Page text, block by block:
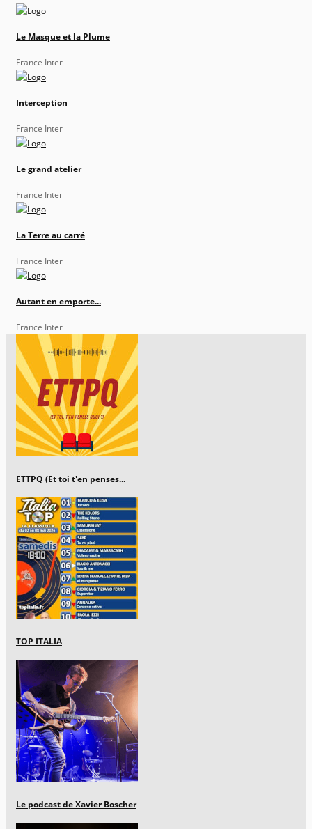
Le Masque et la Plume
France Inter
Interception
France Inter
Le grand atelier
France Inter
La Terre au carré
France Inter
Autant en emporte...
France Inter
ETTPQ (Et toi t'en penses...
TOP ITALIA
Le podcast de Xavier Boscher